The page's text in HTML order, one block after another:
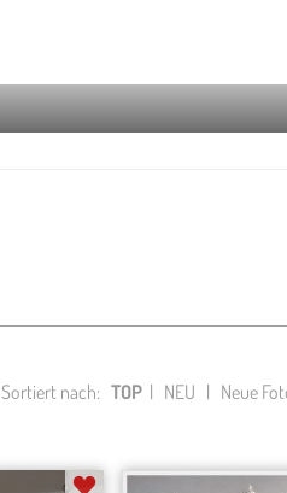
Sortiert nach: TOP | NEU | Neue